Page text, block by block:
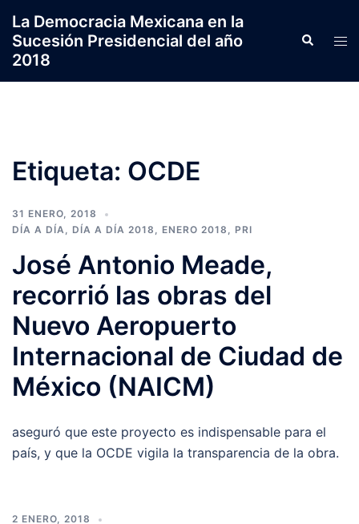
contenido
La Democracia Mexicana en la
Sucesión Presidencial del año
2018
Search
Etiqueta: OCDE
31 ENERO, 2018
DÍA A DÍA, DÍA A DÍA 2018 , ENERO 2018 , PRI
José Antonio Meade,
recorrió las obras del
Nuevo Aeropuerto
Internacional de Ciudad de
México (NAICM)
aseguró que este proyecto es indispensable para el
país, y que la OCDE vigila la transparencia de la obra.
2 ENERO, 2018